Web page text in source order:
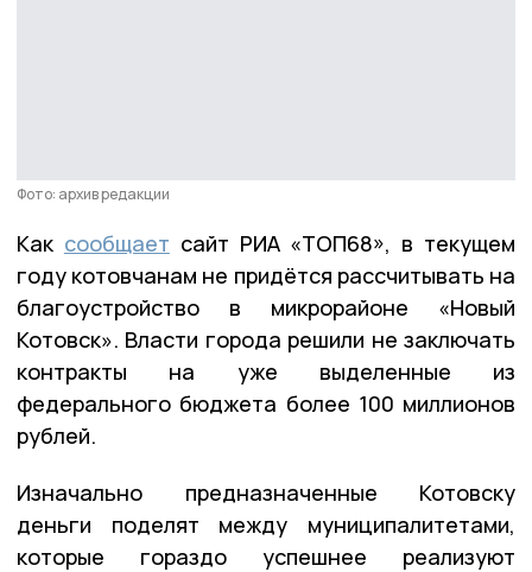
Фото: архив редакции
Как сообщает сайт РИА «ТОП68», в текущем
году котовчанам не придётся рассчитывать на
благоустройство в микрорайоне «Новый
Котовск». Власти города решили не заключать
контракты на уже выделенные из
федерального бюджета более 100 миллионов
рублей.
Изначально предназначенные Котовску
деньги поделят между муниципалитетами,
которые гораздо успешнее реализуют